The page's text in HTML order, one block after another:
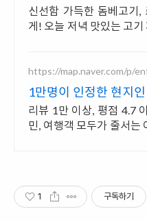
신선함 가득한 돔베고기,
게! 오늘 저녁 맛있는 고기
https://map.naver.com/p/
1만명이 인정한 현지인
15분 제주스러운 공간
리뷰 1만 이상, 평점 4.7
민, 여행객 모두가 줄서는
1 구독하기